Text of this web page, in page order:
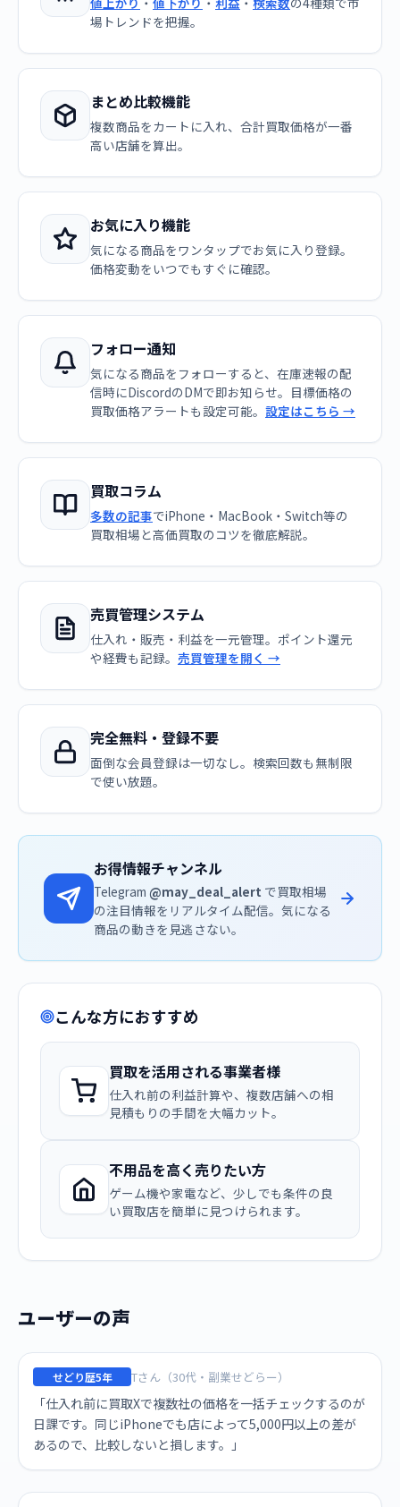
場トレンドを把握。
まとめ比較機能
複数商品をカートに入れ、合計買取価格が一番
高い店舗を算出。
お気に入り機能
気になる商品をワンタップでお気に入り登録。
価格変動をいつでもすぐに確認。
フォロー通知
気になる商品をフォローすると、在庫速報の配
信時にDiscordのDMで即お知らせ。目標価格の
買取価格アラートも設定可能。 設定はこちら →
買取コラム
多数の記事でiPhone・MacBook・Switch等の
買取相場と高価買取のコツを徹底解説。
売買管理システム
仕入れ・販売・利益を一元管理。ポイント還元
や経費も記録。 売買管理を開く →
完全無料・登録不要
面倒な会員登録は一切なし。検索回数も無制限
で使い放題。
お得情報チャンネル
Telegram @may_deal_alert で買取相場
の注目情報をリアルタイム配信。気になる
商品の動きを見逃さない。
こんな方におすすめ
買取を活用される事業者様
仕入れ前の利益計算や、複数店舗への相
見積もりの手間を大幅カット。
不用品を高く売りたい方
ゲーム機や家電など、少しでも条件の良
い買取店を簡単に見つけられます。
ユーザーの声
せどり歴5年 Tさん（30代・副業せどらー）
「仕入れ前に買取Xで複数社の価格を一括チェックするのが
日課です。同じiPhoneでも店によって5,000円以上の差が
あるので、比較しないと損します。」